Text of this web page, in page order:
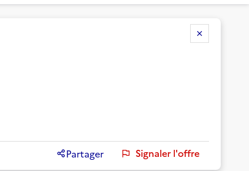
Partager Signaler l'offre